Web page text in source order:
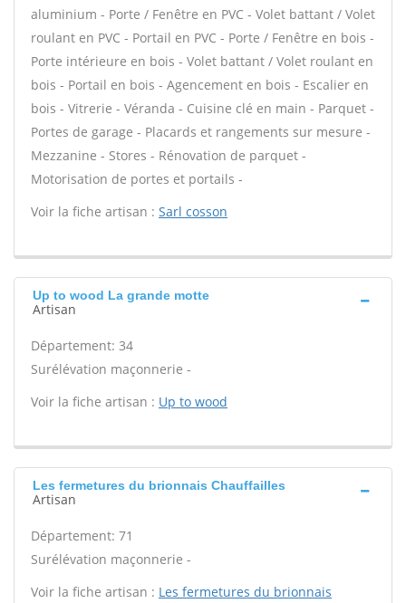
aluminium - Porte / Fenêtre en PVC - Volet battant / Volet
roulant en PVC - Portail en PVC - Porte / Fenêtre en bois -
Porte intérieure en bois - Volet battant / Volet roulant en
bois - Portail en bois - Agencement en bois - Escalier en
bois - Vitrerie - Véranda - Cuisine clé en main - Parquet -
Portes de garage - Placards et rangements sur mesure -
Mezzanine - Stores - Rénovation de parquet -
Motorisation de portes et portails -
Voir la fiche artisan : Sarl cosson
Up to wood La grande motte
Artisan
Département: 34
Surélévation maçonnerie -
Voir la fiche artisan : Up to wood
Les fermetures du brionnais Chauffailles
Artisan
Département: 71
Surélévation maçonnerie -
Voir la fiche artisan : Les fermetures du brionnais